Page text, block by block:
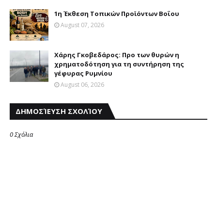
1η Έκθεση Τοπικών Προϊόντων Βοΐου
August 07, 2026
Χάρης Γκοβεδάρος: Προ των θυρών η
χρηματοδότηση για τη συντήρηση της
γέφυρας Ρυμνίου
August 06, 2026
ΔΗΜΟΣΊΕΥΣΗ ΣΧΟΛΊΟΥ
0 Σχόλια